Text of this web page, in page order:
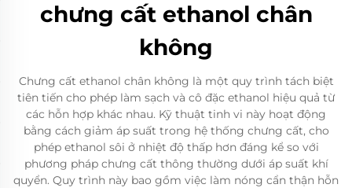
chưng cất ethanol chân
không
Chưng cất ethanol chân không là một quy trình tách biệt
tiên tiến cho phép làm sạch và cô đặc ethanol hiệu quả từ
các hỗn hợp khác nhau. Kỹ thuật tinh vi này hoạt động
bằng cách giảm áp suất trong hệ thống chưng cất, cho
phép ethanol sôi ở nhiệt độ thấp hơn đáng kể so với
phương pháp chưng cất thông thường dưới áp suất khí
quyển. Quy trình này bao gồm việc làm nóng cẩn thận hỗn